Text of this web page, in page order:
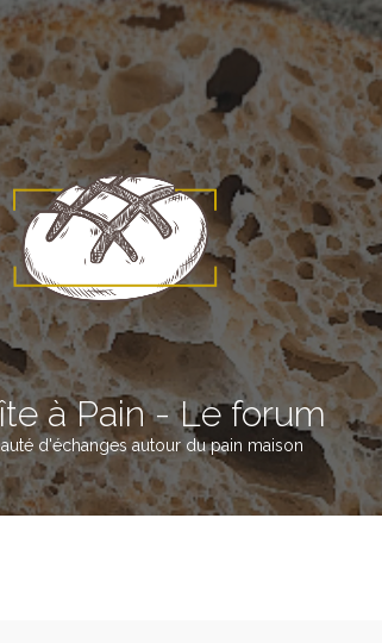
à Pain - Le forum
d'échanges autour du pain maison